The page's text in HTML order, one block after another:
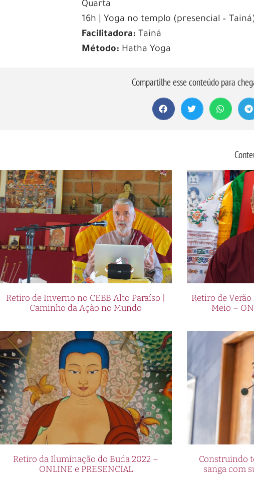
Quarta
16h | Yoga no templo (presencial –
Facilitadora: Tainá
Método: Hatha Yoga
Compartilhe esse conteúdo para
Retiro de Inverno no CEBB Alto Paraíso |
Caminho da Ação no Mundo
Retiro de
Meio –
Retiro da Iluminação do Buda 2022 –
ONLINE e PRESENCIAL
Construindo
sanga com